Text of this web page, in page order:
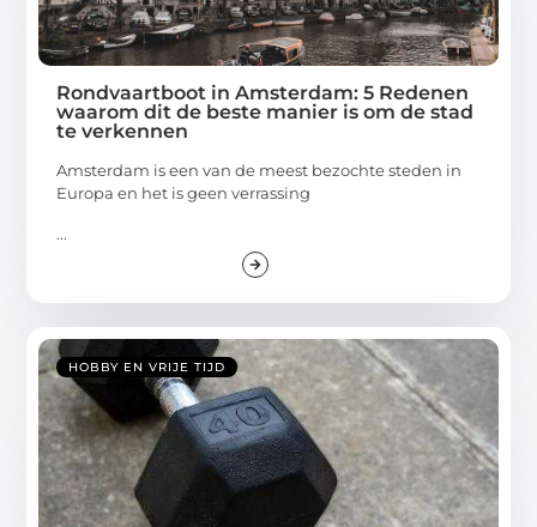
Rondvaartboot in Amsterdam: 5 Redenen
waarom dit de beste manier is om de stad
te verkennen
Amsterdam is een van de meest bezochte steden in
Europa en het is geen verrassing
...
HOBBY EN VRIJE TIJD